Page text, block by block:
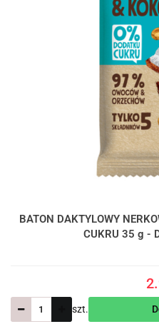
BATON DAKTYLOWY
CUKRU 35 g -
szt.